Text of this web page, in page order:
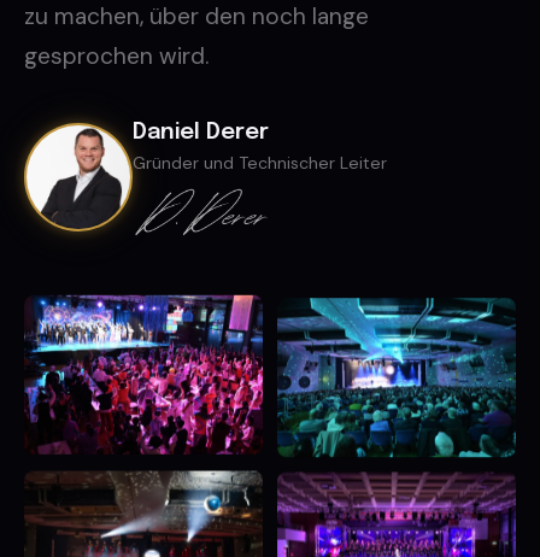
zu machen, über den noch lange
gesprochen wird.
Daniel Derer
Gründer und Technischer Leiter